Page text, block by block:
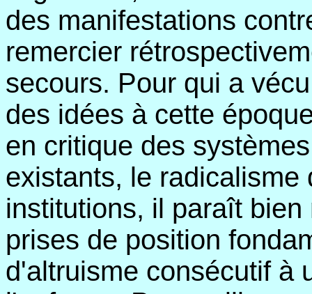
des manifestations
remercier
secours. Pour qui a
des idées à cette
en critique des
existants, le
institutions, il paraît
prises de position
d'altruisme consécutif à